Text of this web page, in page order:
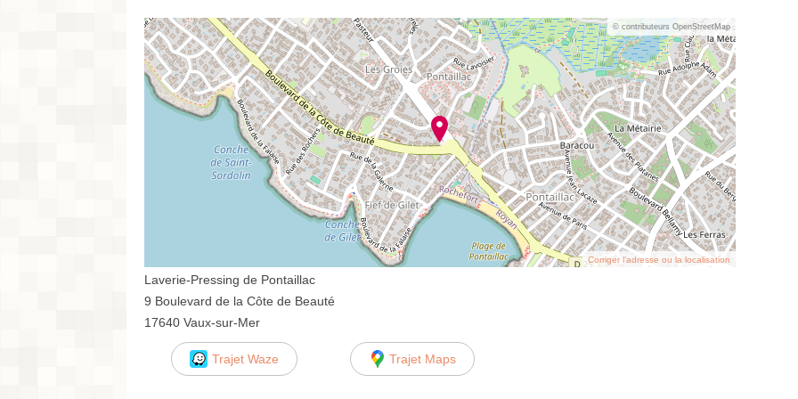
© contributeurs OpenStreetMap
Corriger l’adresse ou la localisation
Laverie-Pressing de Pontaillac
9 Boulevard de la Côte de Beauté
17640 Vaux-sur-Mer
Trajet Waze Trajet Maps